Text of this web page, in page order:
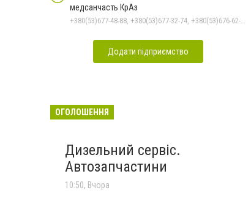
медсанчасть КрАз
+380(53)677-48-88, +380(53)677-32-74, +380(53)676-62-99, +380536766187
Додати підприємство
ОГОЛОШЕННЯ
Дизельний сервіс.
Автозапчастини
10:50, Вчора